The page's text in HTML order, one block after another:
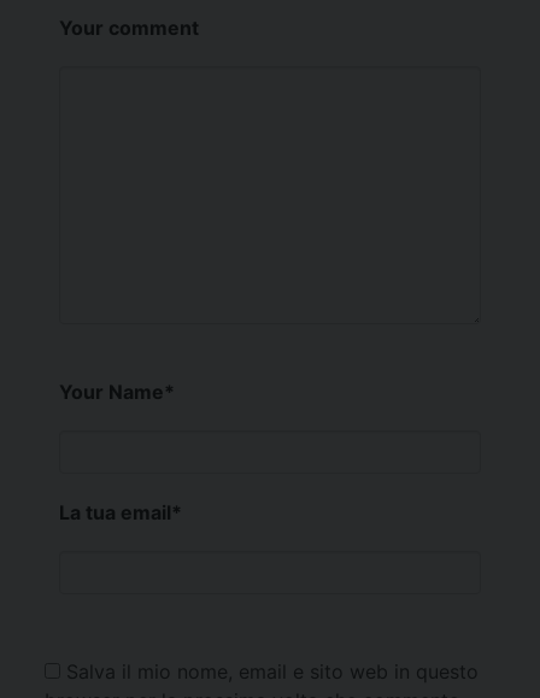
Your comment
Your Name*
La tua email*
Salva il mio nome, email e sito web in questo